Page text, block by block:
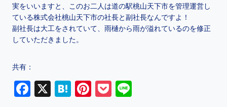
実をいいますと、このお二人は道の駅桃山天下市を管理運営し
ている株式会社桃山天下市の社長と副社長なんですよ！
副社長は大工をされていて、雨樋から雨が溢れているのを修正
していただきました。
共有：
F
X
H
Pi P